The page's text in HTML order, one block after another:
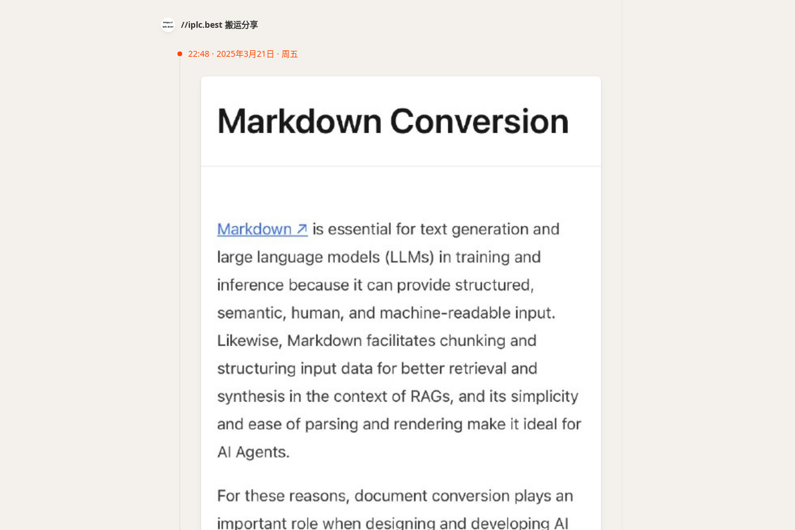
//iplc.best 搬运分享
22:48 · 2025年3月21日 · 周五